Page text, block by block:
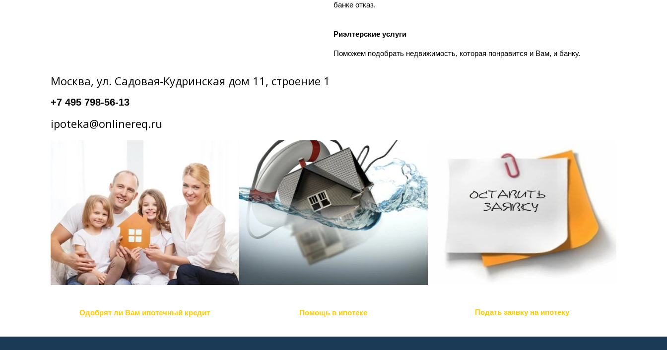
банке отказ.
Риэлтерские услуги
Поможем подобрать недвижимость, которая понравится и Вам, и банку.
Москва, ул. Садовая-Кудринская дом 11, строение 1
+7 495 798-56-13
ipoteka@onlinereq.ru
Одобрят ли Вам ипотечный кредит Помощь в ипотеке Подать заявку на ипотеку